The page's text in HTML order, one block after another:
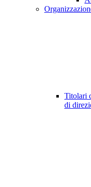
Titolari
di